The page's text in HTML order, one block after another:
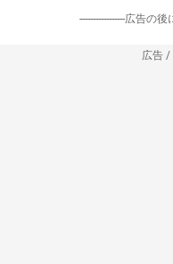
-----------------広告の
広告 /